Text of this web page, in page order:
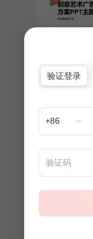
验证登录
+86